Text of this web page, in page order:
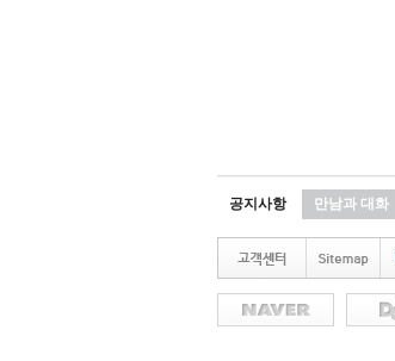
공지사항 만남과 대화